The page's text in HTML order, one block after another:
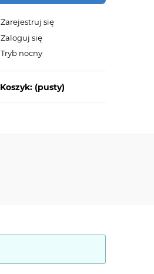
Zarejestruj się
Zaloguj się
Koszyk: (pusty)